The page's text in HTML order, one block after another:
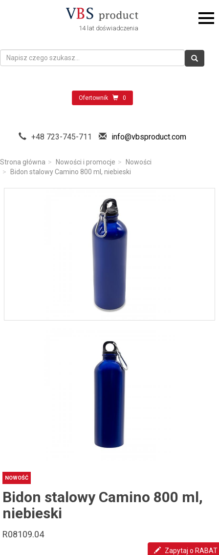
14 lat doświadczenia
Ofertownik 0
+48 723-745-711 info@vbsproduct.com
Strona główna Nowości i promocje
Nowości
Bidon stalowy Camino 800 ml, niebieski
NOWOŚĆ
Bidon stalowy Camino 800 ml,
niebieski
R08109.04
Zapytaj o RABAT